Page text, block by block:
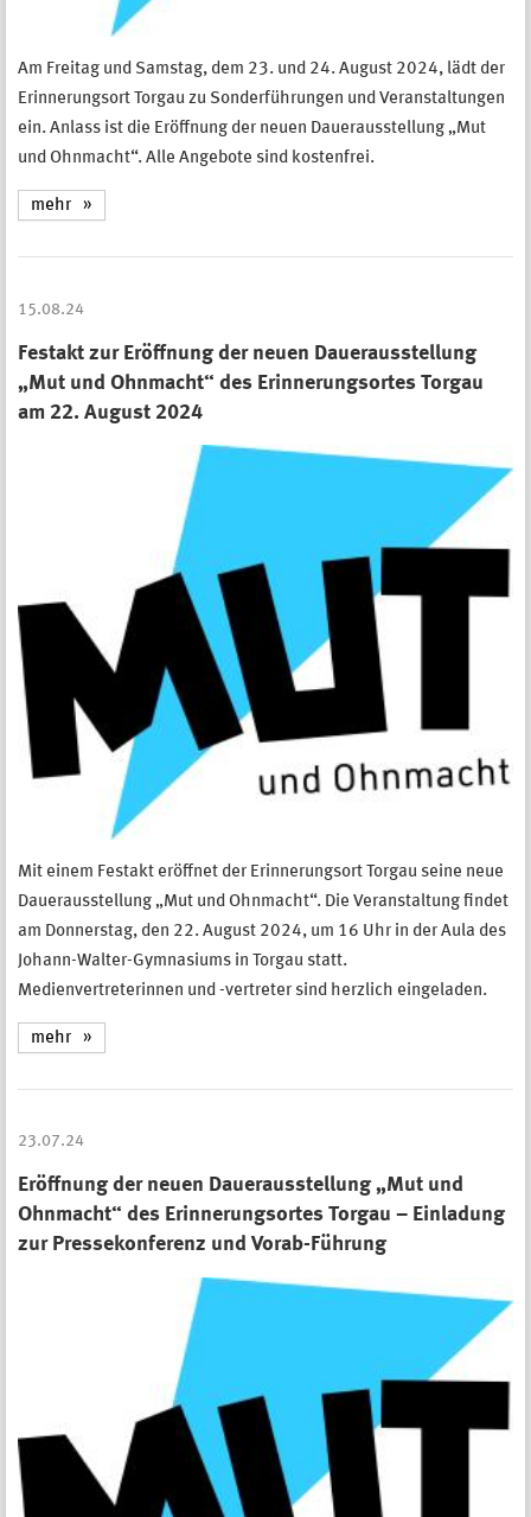
Am Freitag und Samstag, dem 23. und 24. August 2024, lädt der
Erinnerungsort Torgau zu Sonderführungen und Veranstaltungen
ein. Anlass ist die Eröffnung der neuen Dauerausstellung „Mut
und Ohnmacht“. Alle Angebote sind kostenfrei.
mehr
15.08.24
Festakt zur Eröffnung der neuen Dauerausstellung
„Mut und Ohnmacht“ des Erinnerungsortes Torgau
am 22. August 2024
Mit einem Festakt eröffnet der Erinnerungsort Torgau seine neue
Dauerausstellung „Mut und Ohnmacht“. Die Veranstaltung findet
am Donnerstag, den 22. August 2024, um 16 Uhr in der Aula des
Johann-Walter-Gymnasiums in Torgau statt.
Medienvertreterinnen und -vertreter sind herzlich eingeladen.
mehr
23.07.24
Eröffnung der neuen Dauerausstellung „Mut und
Ohnmacht“ des Erinnerungsortes Torgau – Einladung
zur Pressekonferenz und Vorab-Führung